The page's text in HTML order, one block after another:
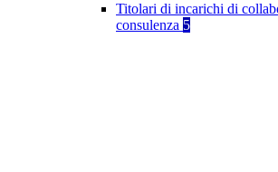
Titolari di incarichi di
consulenza 5